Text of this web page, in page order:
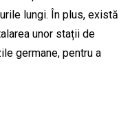
lungi. În plus, există
unor stații de
germane, pentru a